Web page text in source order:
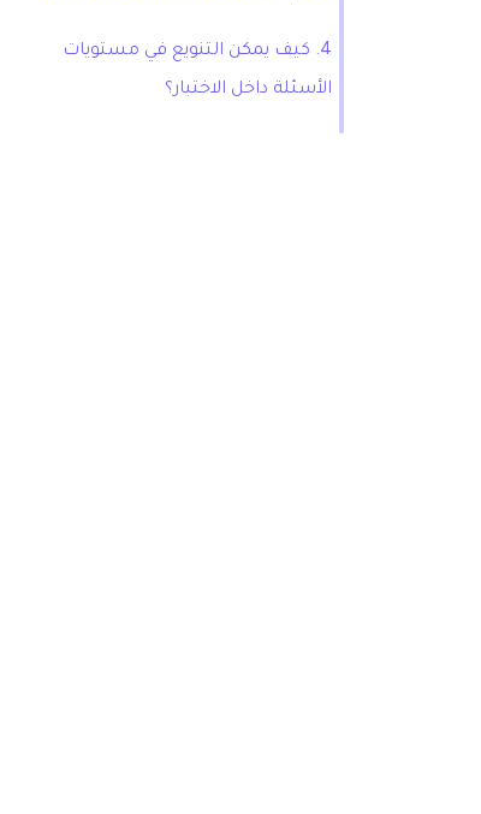
4. كيف يمكن التنويع في مستويات
الأسئلة داخل الاختبار؟